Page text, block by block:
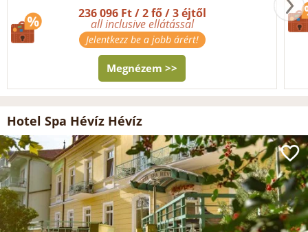
236 096 Ft / 2 fő / 3 éjtől
all inclusive ellátással
Jelentkezz be a jobb árért!
Megnézem >>
Hotel Spa Hévíz Hévíz